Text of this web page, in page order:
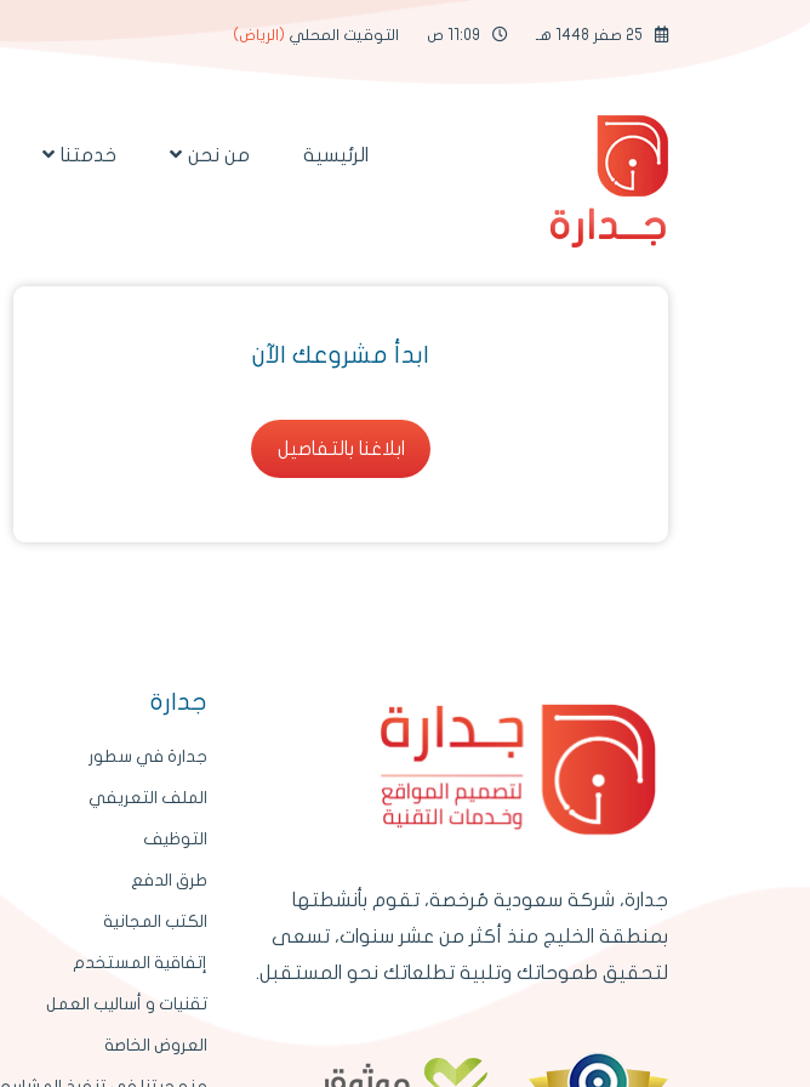
التوقيت المحلي (الرياض)
جــدارة
الرئيسية من نحن خدمتنا
ابدأ مشروعك الآن
ابلاغنا بالتفاصيل
ابلاغنا بالتفاصيل
جدارة، شركة سعودية مُرخصة، تقوم بأنشطتها
بمنطقة الخليج منذ أكثر من عشر سنوات، تسعى
لتحقيق طموحاتك وتلبية تطلعاتك نحو المستقبل.
جدارة
جدارة في سطور
الملف التعريفي
التوظيف
طرق الدفع
الكتب المجانية
إتفاقية المستخدم
تقنيات و أساليب العمل
العروض الخاصة